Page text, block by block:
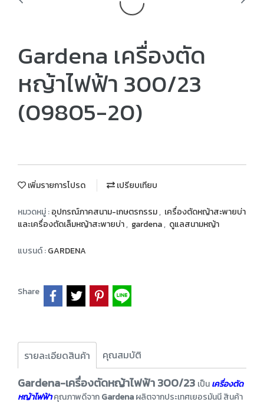
Gardena เครื่องตัด
หญ้าไฟฟ้า 300/23
(09805-20)
เพิ่มรายการโปรด เปรียบเทียบ
หมวดหมู่ :อุปกรณ์ภาคสนาม-เกษตรกรรม, เครื่องตัดหญ้าสะพายบ่า
และเครื่องตัดเล็มหญ้าสะพายบ่า, gardena, ดูแลสนามหญ้า
แบรนด์ :GARDENA
Share
รายละเอียดสินค้า คุณสมบัติ
Gardena-เครื่องตัดหญ้าไฟฟ้า 300/23 เป็นเครื่องตัด
หญ้าไฟฟ้าคุณภาพดีจากGardenaผลิตจากประเทศเยอรมันนี สินค้า